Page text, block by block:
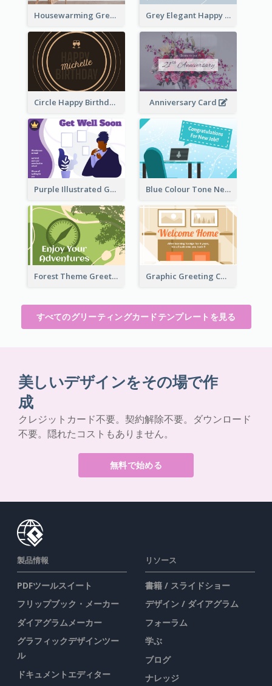
Housewarming Greeting Card Grey Elegant Happy New Year Celebration Card
Circle Happy Birthday Greeting Card Anniversary Card
Purple Illustrated Getting Well Soon Card With Messages Blue Colour Tone New Job Greeting Card
Forest Theme Greeting Card Graphic Greeting Card In Warm Colour Tone
すべてのグリーティングカードテンプレートを見る
美しいデザインをその場で作
成
クレジットカード不要。契約解除不要。ダウンロード
不要。隠れたコストもありません。
無料で始める
製品情報
PDFツールスイート
フリップブック・メーカー
ダイアグラムメーカー
グラフィックデザインツー
ル
ドキュメントエディター
リソース
書籍 / スライドショー
デザイン / ダイアグラム
フォーラム
学ぶ
ブログ
ナレッジ